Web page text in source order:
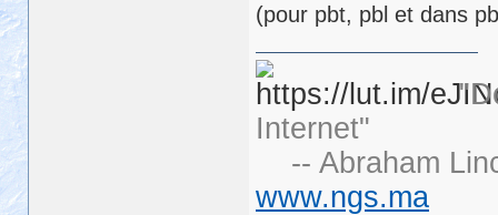
(pour pbt, pbl et dans
Internet"
-- Abraham
www.ngs.ma